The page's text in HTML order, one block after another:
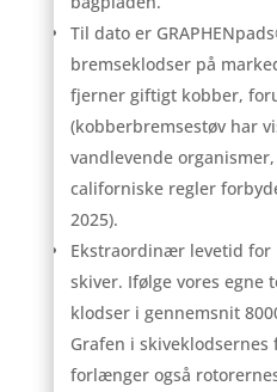
Til dato er
bremseklodser på
fjerner giftigt kobber,
(kobberbremsestøv har
vandlevende
californiske regler
2025).
Ekstraordinær levetid for
skiver. Ifølge vores
klodser i gennemsnit
Grafen i
forlænger også